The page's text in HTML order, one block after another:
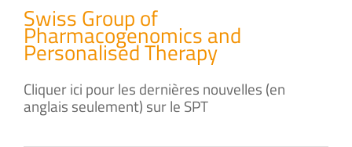
Swiss Group of
Pharmacogenomics and
Personalised Therapy
Cliquer ici pour les dernières nouvelles (en
anglais seulement) sur le SPT